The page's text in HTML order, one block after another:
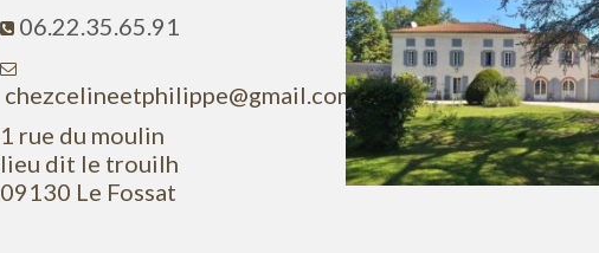
06.22.35.65.91
chezcelineetphilippe@gmail.com
1 rue du moulin
lieu dit le trouilh
09130 Le Fossat